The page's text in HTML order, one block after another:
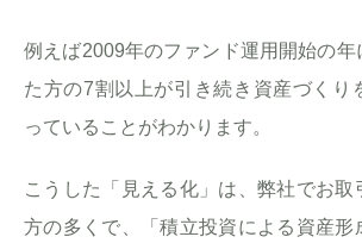
例えば2009年のファンド運用開始の
た方の7割以上が引き続き資産づくり
っていることがわかります。
こうした「見える化」は、弊社でお取
方の多くで、「積立投資による資産形